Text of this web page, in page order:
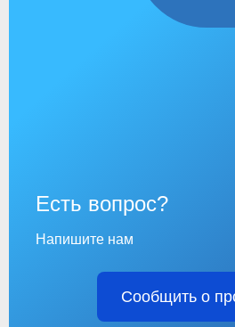
Есть вопрос?
Напишите нам
Сообщить о